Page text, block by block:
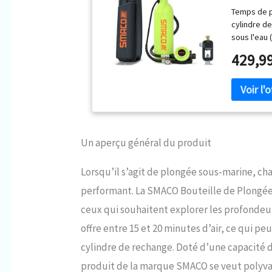
d'air de
Temps de
cylindre
sous l'eau
réservoir
secours
Plusieurs
ÉQUIPER
utiliser la
coûte
haute
3000Psi /
de l'eau
d'une
Un aperçu général du produit
Lorsqu’il s’agit de plongée sous-marine,
performant. La SMACO Bouteille de
ceux qui souhaitent explorer les
offre entre 15 et 20 minutes d’air, ce qui
cylindre de rechange. Doté d’une capacité
produit de la marque SMACO se veut